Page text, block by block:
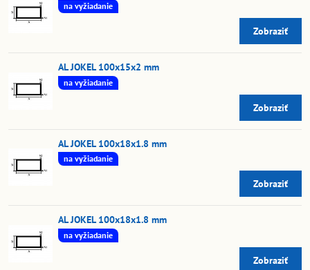
na vyžiadanie
Zobraziť
AL JOKEL 100x15x2 mm
na vyžiadanie
Zobraziť
AL JOKEL 100x18x1.8 mm
na vyžiadanie
Zobraziť
AL JOKEL 100x18x1.8 mm
na vyžiadanie
Zobraziť